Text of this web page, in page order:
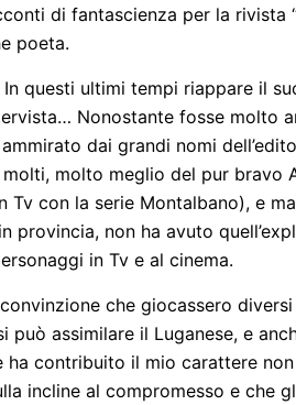
di fantascienza per la rivista
poeta.
questi ultimi tempi riappare il
Nonostante fosse molto
dai grandi nomi
molto meglio del pur bravo
con la serie Montalbano), e
provincia, non ha avuto
in Tv e al cinema.
che giocassero
assimilare il Luganese, e
contribuito il mio carattere
incline al compromesso e che